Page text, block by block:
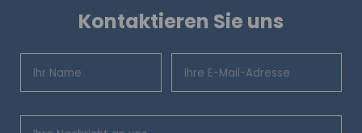
Kontaktieren Sie uns